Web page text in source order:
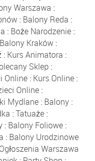
Warszawa :
: Balony Reda :
: Boże Narodzenie:
Balony Kraków :
: Kurs Animatora :
Sklep :
Online: Kurs Online:
Online :
Mydlane : Balony :
:Tatuaże:
: Balony Foliowe :
: Balony Urodzinowe
Ogłoszenia Warszawa